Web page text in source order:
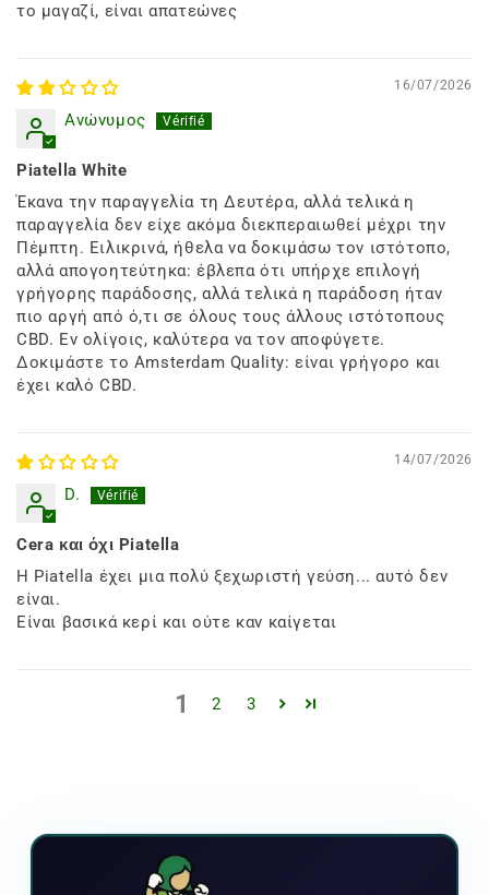
το μαγαζί, είναι απατεώνες
16/07/2026
Ανώνυμος
Piatella White
Έκανα την παραγγελία τη Δευτέρα, αλλά τελικά η
παραγγελία δεν είχε ακόμα διεκπεραιωθεί μέχρι την
Πέμπτη. Ειλικρινά, ήθελα να δοκιμάσω τον ιστότοπο,
αλλά απογοητεύτηκα: έβλεπα ότι υπήρχε επιλογή
γρήγορης παράδοσης, αλλά τελικά η παράδοση ήταν
πιο αργή από ό,τι σε όλους τους άλλους ιστότοπους
CBD. Εν ολίγοις, καλύτερα να τον αποφύγετε.
Δοκιμάστε το Amsterdam Quality: είναι γρήγορο και
έχει καλό CBD.
14/07/2026
D.
Cera και όχι Piatella
Η Piatella έχει μια πολύ ξεχωριστή γεύση... αυτό δεν
είναι.
Είναι βασικά κερί και ούτε καν καίγεται
1 2 3